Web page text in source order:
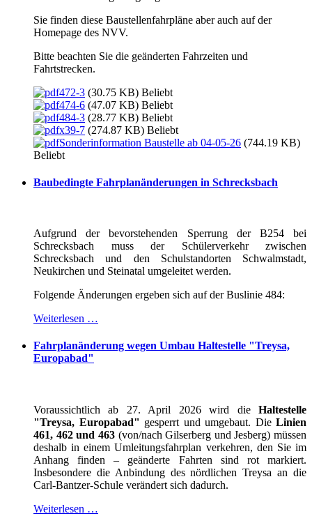
Sie finden diese Baustellenfahrpläne aber auch auf der
Homepage des NVV.
Bitte beachten Sie die geänderten Fahrzeiten und
Fahrtstrecken.
472-3 (30.75 KB) Beliebt
474-6 (47.07 KB) Beliebt
484-3 (28.77 KB) Beliebt
x39-7 (274.87 KB) Beliebt
Sonderinformation Baustelle ab 04-05-26 (744.19 KB)
Beliebt
Baubedingte Fahrplanänderungen in Schrecksbach
Aufgrund der bevorstehenden Sperrung der B254 bei
Schrecksbach muss der Schülerverkehr zwischen
Schrecksbach und den Schulstandorten Schwalmstadt,
Neukirchen und Steinatal umgeleitet werden.
Folgende Änderungen ergeben sich auf der Buslinie 484:
Weiterlesen …
Fahrplanänderung wegen Umbau Haltestelle "Treysa,
Europabad"
Voraussichtlich ab 27. April 2026 wird die Haltestelle
"Treysa, Europabad" gesperrt und umgebaut. DieLinien
461, 462 und 463(von/nach Gilserberg und Jesberg) müssen
deshalb in einem Umleitungsfahrplan verkehren, den Sie im
Anhang finden – geänderte Fahrten sind rot markiert.
Insbesondere die Anbindung des nördlichen Treysa an die
Carl-Bantzer-Schule verändert sich dadurch.
Weiterlesen …